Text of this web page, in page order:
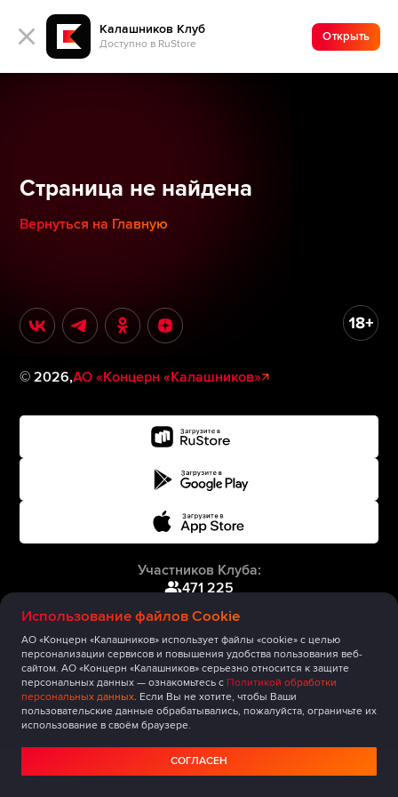
Калашников Клуб
Доступно в RuStore
Открыть
Использование файлов Cookie
АО «Концерн «Калашников» использует файлы «cookie» с целью
персонализации сервисов и повышения удобства пользования веб-
сайтом. АО «Концерн «Калашников» серьезно относится к защите
персональных данных — ознакомьтесь с Политикой обработки
персональных данных. Если Вы не хотите, чтобы Ваши
пользовательские данные обрабатывались, пожалуйста, ограничьте их
использование в своём браузере.
СОГЛАСЕН
Страница не найдена
Вернуться на Главную
©2026,АО «Концерн «Калашников»
Участников Клуба:
471 225